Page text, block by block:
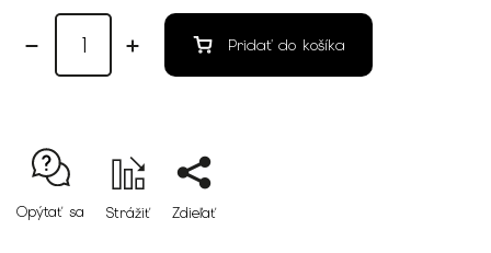
Pridať do košíka
Opýtať sa Strážiť Zdieľať